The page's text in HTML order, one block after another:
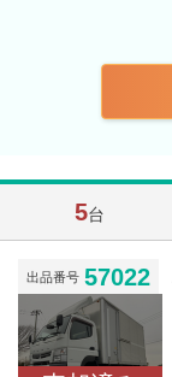
5台
出品番号 57022